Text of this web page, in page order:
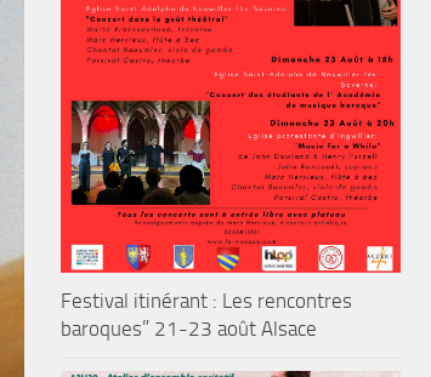
Festival itinérant : Les rencontres
baroques” 21-23 août Alsace